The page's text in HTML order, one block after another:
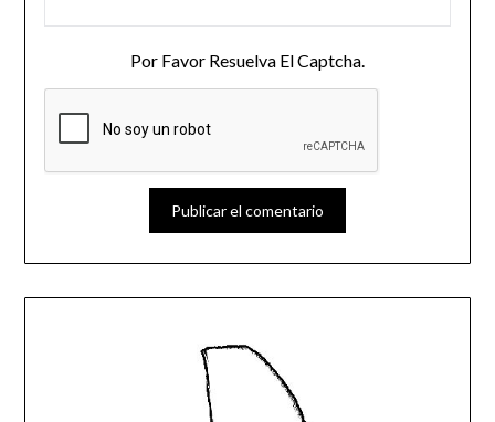
Por Favor Resuelva El Captcha.